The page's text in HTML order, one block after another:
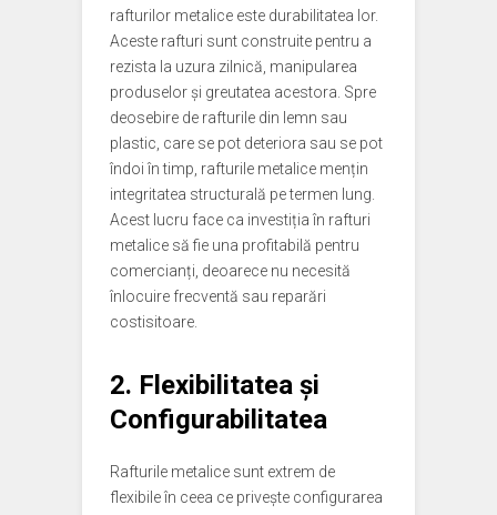
rafturilor metalice este durabilitatea lor.
Aceste rafturi sunt construite pentru a
rezista la uzura zilnică, manipularea
produselor și greutatea acestora. Spre
deosebire de rafturile din lemn sau
plastic, care se pot deteriora sau se pot
îndoi în timp, rafturile metalice mențin
integritatea structurală pe termen lung.
Acest lucru face ca investiția în rafturi
metalice să fie una profitabilă pentru
comercianți, deoarece nu necesită
înlocuire frecventă sau reparări
costisitoare.
2. Flexibilitatea și
Configurabilitatea
Rafturile metalice sunt extrem de
flexibile în ceea ce privește configurarea